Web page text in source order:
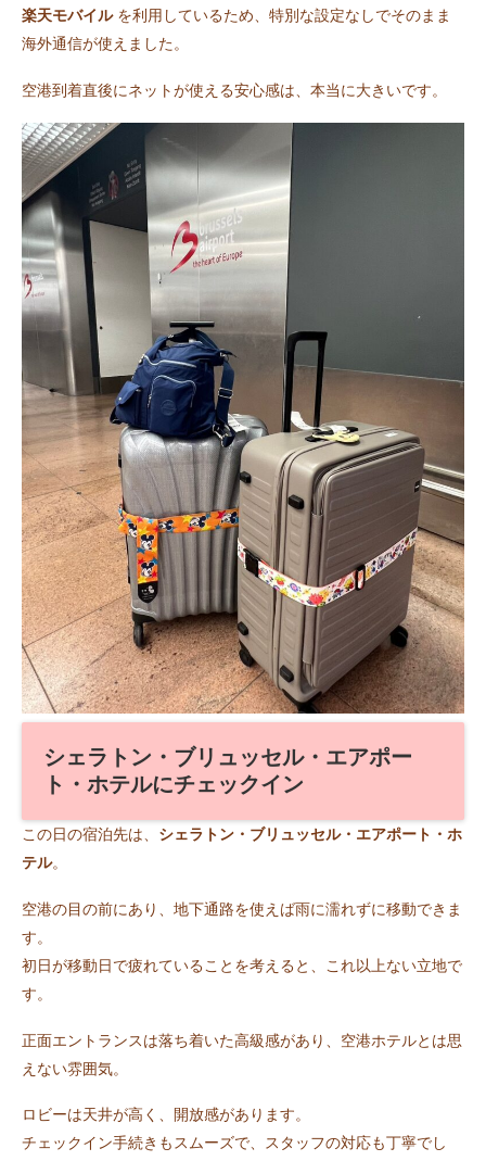
楽天モバイルを利用しているため、特別な設定なしでそのまま
海外通信が使えました。
空港到着直後にネットが使える安心感は、本当に大きいです。
シェラトン・ブリュッセル・エアポー
ト・ホテルにチェックイン
この日の宿泊先は、 シェラトン・ブリュッセル・エアポート・ホ
テル。
空港の目の前にあり、地下通路を使えば雨に濡れずに移動できま
す。
初日が移動日で疲れていることを考えると、これ以上ない立地で
す。
正面エントランスは落ち着いた高級感があり、空港ホテルとは思
えない雰囲気。
ロビーは天井が高く、開放感があります。
チェックイン手続きもスムーズで、スタッフの対応も丁寧でし